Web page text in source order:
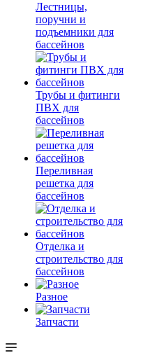
Лестницы,
поручни и
подъемники для
бассейнов
Трубы и фитинги
ПВХ для
бассейнов
Переливная
решетка для
бассейнов
Отделка и
строительство для
бассейнов
Разное
Запчасти